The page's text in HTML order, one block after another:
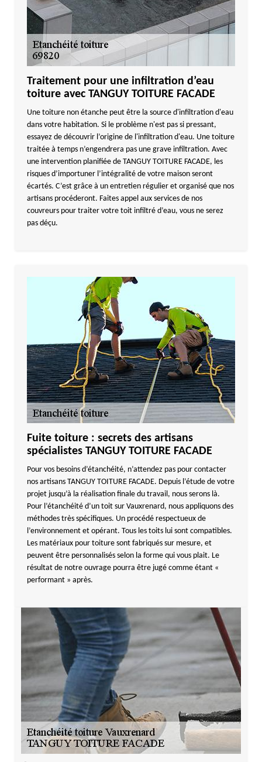
Traitement pour une infiltration d’eau
toiture avec TANGUY TOITURE FACADE
Une toiture non étanche peut être la source d'infiltration d'eau
dans votre habitation. Si le problème n'est pas si pressant,
essayez de découvrir l’origine de l'infiltration d'eau. Une toiture
traitée à temps n’engendrera pas une grave infiltration. Avec
une intervention planifiée de TANGUY TOITURE FACADE, les
risques d’importuner l’intégralité de votre maison seront
écartés. C’est grâce à un entretien régulier et organisé que nos
artisans procéderont. Faites appel aux services de nos
couvreurs pour traiter votre toit infiltré d’eau, vous ne serez
pas déçu.
Fuite toiture : secrets des artisans
spécialistes TANGUY TOITURE FACADE
Pour vos besoins d’étanchéité, n’attendez pas pour contacter
nos artisans TANGUY TOITURE FACADE. Depuis l’étude de votre
projet jusqu’à la réalisation finale du travail, nous serons là.
Pour l’étanchéité d’un toit sur Vauxrenard, nous appliquons des
méthodes très spécifiques. Un procédé respectueux de
l’environnement et opérant. Tous les toits lui sont compatibles.
Les matériaux pour toiture sont fabriqués sur mesure, et
peuvent être personnalisés selon la forme qui vous plait. Le
résultat de notre ouvrage pourra être jugé comme étant «
performant » après.